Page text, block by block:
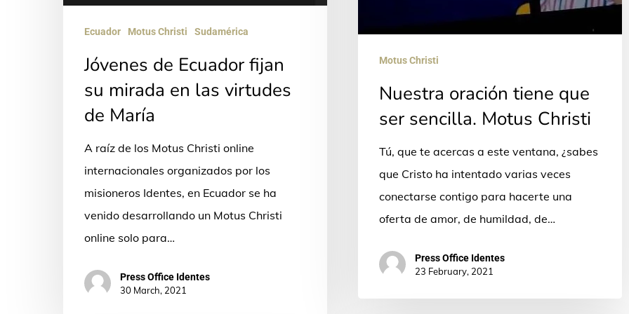
Ecuador Motus Christi Sudamérica
Jóvenes de Ecuador fijan
su mirada en las virtudes
de María
A raíz de los Motus Christi online
internacionales organizados por los
misioneros Identes, en Ecuador se ha
venido desarrollando un Motus Christi
online solo para…
Press Office Identes
30 March, 2021
Motus Christi
Nuestra oración tiene que
ser sencilla. Motus Christi
Tú, que te acercas a este ventana, ¿sabes
que Cristo ha intentado varias veces
conectarse contigo para hacerte una
oferta de amor, de humildad, de…
Press Office Identes
23 February, 2021